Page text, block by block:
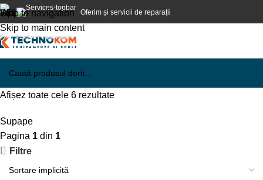
Skip to navigation
Skip to main content
Oferim și servicii de reparații
Afișez toate cele 6 rezultate
Supape
Pagina 1 din 1
Filtre